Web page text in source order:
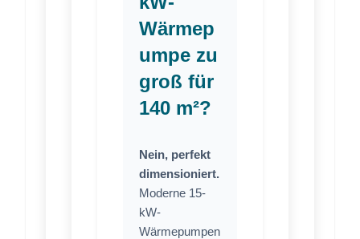
Wärmep
umpe zu
groß für
140 m²?
Nein, perfekt
dimensioniert.
Moderne 15-
kW-
Wärmepumpen